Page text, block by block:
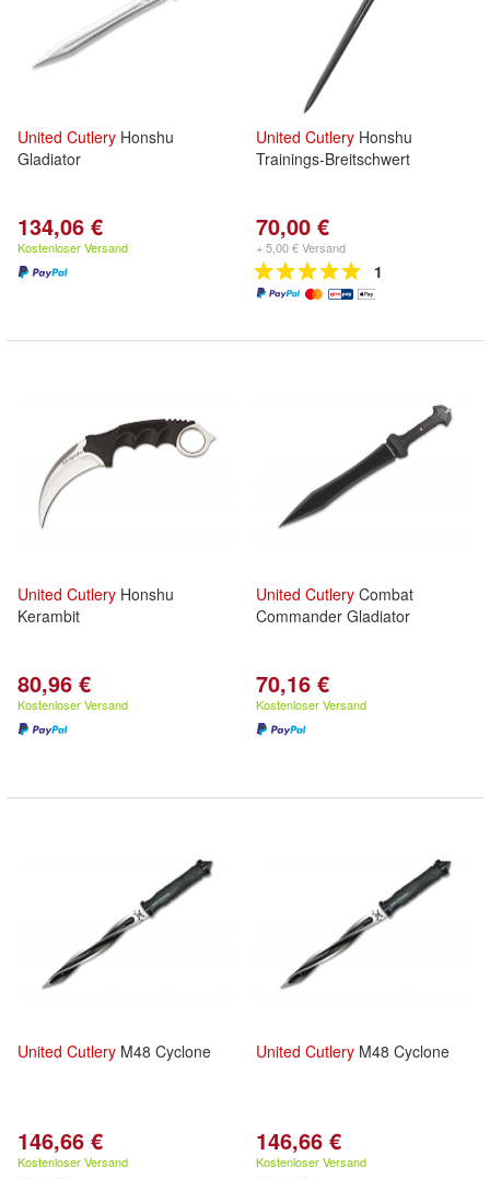
United Cutlery Honshu
Gladiator
134,06 €
Kostenloser Versand
United Cutlery Honshu
Trainings-Breitschwert
70,00 €
+ 5,00 € Versand
1
United Cutlery Honshu
Kerambit
80,96 €
Kostenloser Versand
United Cutlery Combat
Commander Gladiator
70,16 €
Kostenloser Versand
United Cutlery M48 Cyclone
146,66 €
Kostenloser Versand
United Cutlery M48 Cyclone
146,66 €
Kostenloser Versand